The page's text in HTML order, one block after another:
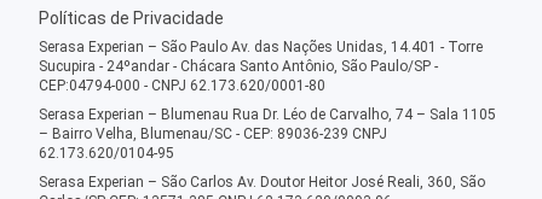
Políticas de Privacidade
Serasa Experian – São Paulo Av. das Nações Unidas, 14.401 - Torre
Sucupira - 24ºandar - Chácara Santo Antônio, São Paulo/SP -
CEP:04794-000 - CNPJ 62.173.620/0001-80
Serasa Experian – Blumenau Rua Dr. Léo de Carvalho, 74 – Sala 1105
– Bairro Velha, Blumenau/SC - CEP: 89036-239 CNPJ
62.173.620/0104-95
Serasa Experian – São Carlos Av. Doutor Heitor José Reali, 360, São